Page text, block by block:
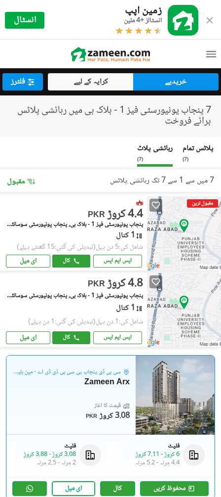
زمین اپپ
انسٹالز +4 ملین انسٹال
خریدیے کرایہ کے لیے فلٹرز
7 پنجاب یونیورسٹی فیز 1 - بلاک بی میں رہائشی پلاٹس
برائے فروخت
پلاٹس تمام
(
7
)
رہائشی پلاٹ
(
7
)
7 میں سے 1 سے 7 تک رہائشی پلاٹس مقبول
مقبول ترین
PKR 4.4 کروڑ
پنجاب یونیورسٹی فیز 1 - بلاک بی, پنجاب یونیورسٹی سوسائٹی فیز 1
1 کنال
شامل کی:5 دن پہل (تبدیلی کی گئی:15 گھنٹے پہلے)
ایس ایم ایس کال ای میل
PKR 4.8 کروڑ
پنجاب یونیورسٹی فیز 1 - بلاک بی, پنجاب یونیورسٹی سوسائٹی فیز 1
1 کنال
شامل کی:1 دن پہل (تبدیلی کی گئی:1 دن پہلے)
ایس ایم ایس کال ای میل
سی بی ڈی پنجاب پی سی بی ڈی ڈی اے - مین بلیوارڈ گلبرگ
Zameen Arx
قیمت کا آغاز
PKR 3.08 کروڑ
فلیٹ
6 کروڑ
- 7.11 کروڑ
4.4 مرلہ
-5.2 مرلہ
فلیٹ
3.08 کروڑ
-3.88 کروڑ
2 مرلہ
-2.5 مرلہ
محفوظ کریں کال ای میل